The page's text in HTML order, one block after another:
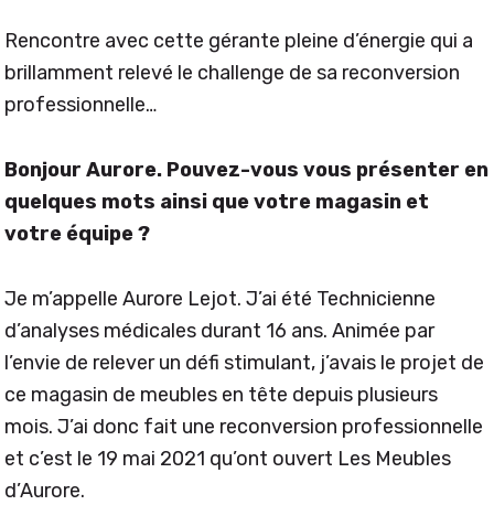
Rencontre avec cette gérante pleine d’énergie qui a
brillamment relevé le challenge de sa reconversion
professionnelle…
Bonjour Aurore. Pouvez-vous vous présenter en
quelques mots ainsi que votre magasin et
votre équipe ?
Je m’appelle Aurore Lejot. J’ai été Technicienne
d’analyses médicales durant 16 ans. Animée par
l’envie de relever un défi stimulant, j’avais le projet de
ce magasin de meubles en tête depuis plusieurs
mois. J’ai donc fait une reconversion professionnelle
et c’est le 19 mai 2021 qu’ont ouvert Les Meubles
d’Aurore.